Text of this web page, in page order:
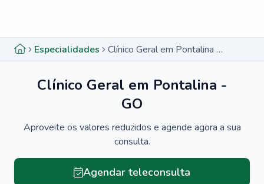
Especialidades Clínico Geral em Pontalina - GO
Clínico Geral em Pontalina -
GO
Aproveite os valores reduzidos e agende agora a sua
consulta.
Agendar teleconsulta